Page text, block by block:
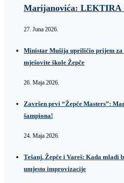
Marijanovića: LEKTIRA
27. Juna 2026.
Ministar Mušija upriličio prijem za
mješovite škole Žepče
26. Maja 2026.
Završen prvi “Žepče Masters”:
šampiona!
24. Maja 2026.
Tešanj, Žepče i Vareš: Kada mladi
umjesto improvizacije